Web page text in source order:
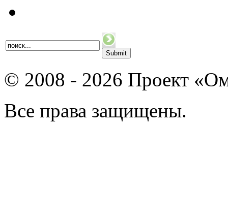
© 2008 - 2026 Проект
Все права защищены.